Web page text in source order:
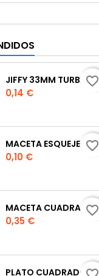
JIFFY 33MM TURBA
Precio
0,14 €
favorite_border
MACETA ESQUEJE 7X7X8 CM.
Precio
0,10 €
favorite_border
MACETA CUADRADA NEGRA
Precio
0,35 €
favorite_border
PLATO CUADRADO PARA MACETA